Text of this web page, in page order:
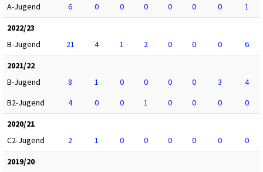
A-Jugend
6 0 0 0 0 0 0
1
2022/23
B-Jugend
21 4 1 2 0 0 0
6
2021/22
B-Jugend
8 1 0 0 0 0 3
4
B2-Jugend
4 0 0 1 0 0 0
0
2020/21
C2-Jugend
2 1 0 0 0 0 0
0
2019/20